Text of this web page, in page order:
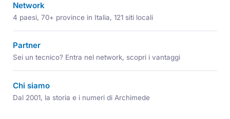
Network
4 paesi, 70+ province in Italia, 121 siti locali
Partner
Sei un tecnico? Entra nel network, scopri i vantaggi
Chi siamo
Dal 2001, la storia e i numeri di Archimede